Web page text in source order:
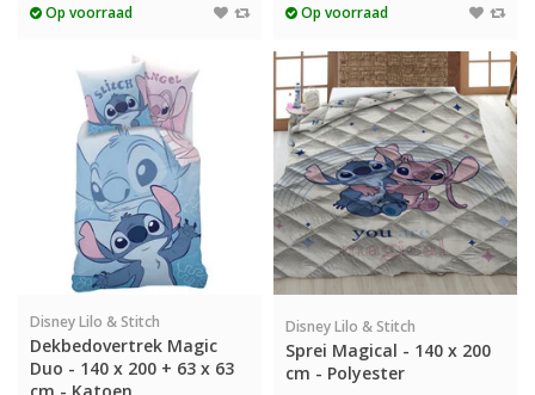
Op voorraad Op voorraad
Disney Lilo & Stitch
Dekbedovertrek Magic
Duo - 140 x 200 + 63 x 63
Disney Lilo & Stitch
Sprei Magical - 140 x 200
cm - Polyester